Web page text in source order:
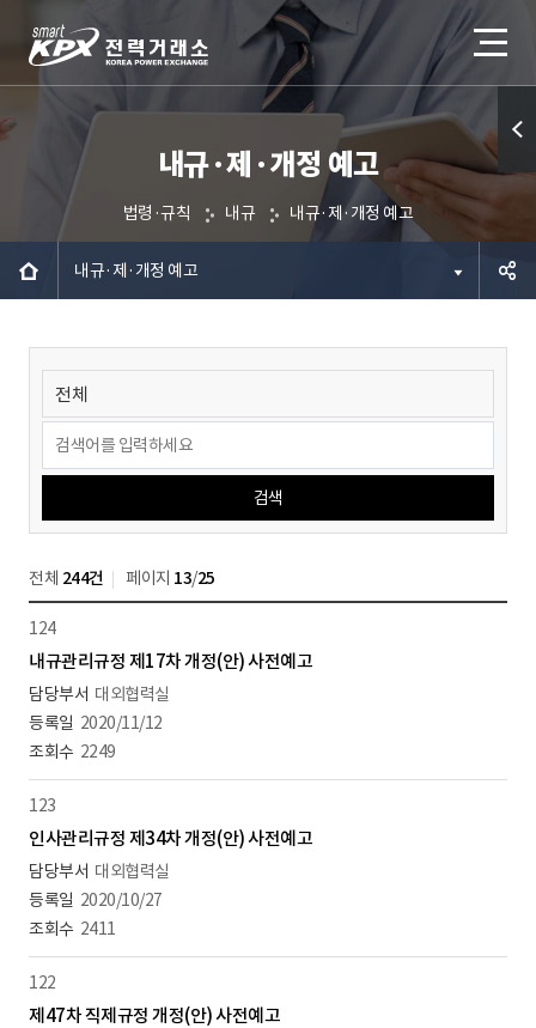
내규·제·개정 예고
법령·규칙 내규 내규·제·개정 예고
내규·제·개정 예고
검색
전체 244건 페이지 13/25
124
내규관리규정 제17차 개정(안) 사전예고
대외협력실
2020/11/12
2249
123
인사관리규정 제34차 개정(안) 사전예고
대외협력실
2020/10/27
2411
122
제47차 직제규정 개정(안) 사전예고
퀵메